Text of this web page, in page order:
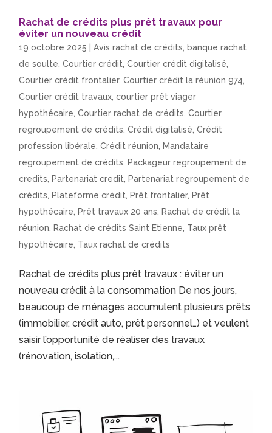
Rachat de crédits plus prêt travaux pour
éviter un nouveau crédit
19 octobre 2025 |Avis rachat de crédits
banque rachat
de soulte ,Courtier crédit ,Courtier crédit digitalisé
Courtier crédit frontalier,Courtier crédit la réunion 974
Courtier crédit travaux ,courtier prêt viager
hypothécaire ,Courtier rachat de crédits ,Courtier
regroupement de crédits ,Crédit digitalisé ,Crédit
profession libérale ,Crédit réunion
Mandataire
regroupement de crédits
Packageur regroupement de
credits
Partenariat credit
Partenariat regroupement de
crédits
Plateforme crédit Prêt frontalier, Prêt
hypothécaire
Prêt travaux 20 ans
Rachat de crédit la
réunion
Rachat de crédits Saint Etienne Taux prêt
hypothécaire Taux rachat de crédits
Rachat de crédits plus prêt travaux : éviter un
nouveau crédit à la consommation De nos jours,
beaucoup de ménages accumulent plusieurs prêts
(immobilier, crédit auto, prêt personnel…) et veulent
saisir l’opportunité de réaliser des travaux
(rénovation, isolation,...